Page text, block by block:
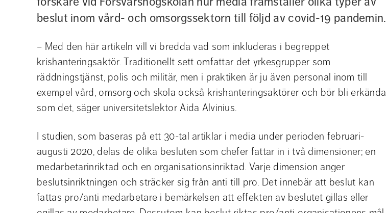
beslut inom vård- och omsorgssektorn till följd av covid-19 pandemin.
– Med den här artikeln vill vi bredda vad som inkluderas i begreppet
krishanteringsaktör. Traditionellt sett omfattar det yrkesgrupper som
räddningstjänst, polis och militär, men i praktiken är ju även personal inom till
exempel vård, omsorg och skola också krishanteringsaktörer och bör bli erkända
som det, säger universitetslektor Aida Alvinius.
I studien, som baseras på ett 30-tal artiklar i media under perioden februari-
augusti 2020, delas de olika besluten som chefer fattar in i två dimensioner; en
medarbetarinriktad och en organisationsinriktad. Varje dimension anger
beslutsinriktningen och sträcker sig från anti till pro. Det innebär att beslut kan
fattas pro/anti medarbetare i bemärkelsen att effekten av beslutet gillas eller